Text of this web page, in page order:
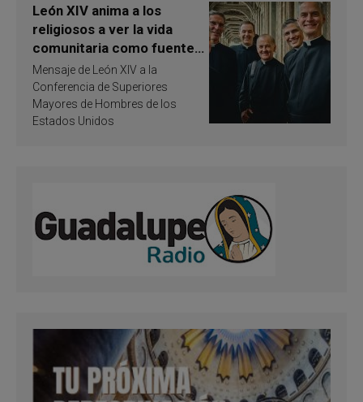
León XIV anima a los
religiosos a ver la vida
comunitaria como fuente
de inspiración y
santificación
Mensaje de León XIV a la
Conferencia de Superiores
Mayores de Hombres de los
Estados Unidos